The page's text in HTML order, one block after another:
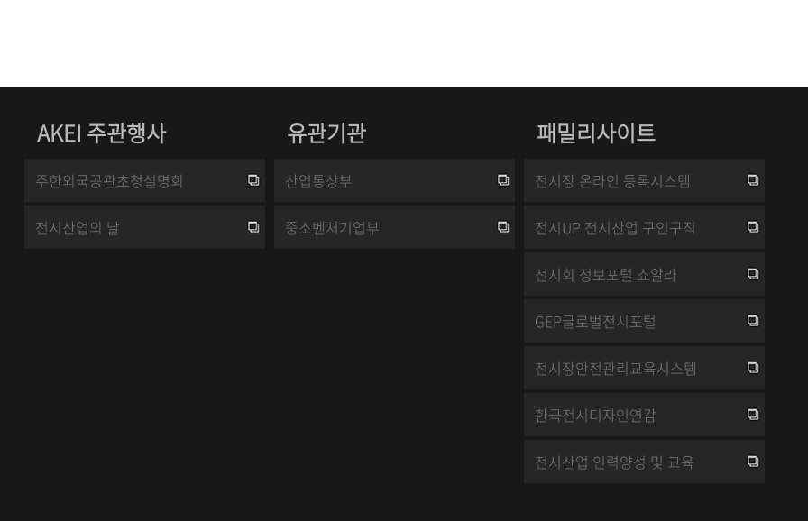
AKEI 주관행사 유관기관 패밀리사이트
주한외국공관초청설명회
전시산업의 날
산업통상부
중소벤처기업부
전시장 온라인 등록시스템
전시UP 전시산업 구인구직
전시회 정보포털 쇼알라
GEP글로벌전시포털
전시장안전관리교육시스템
한국전시디자인연감
전시산업 인력양성 및 교육